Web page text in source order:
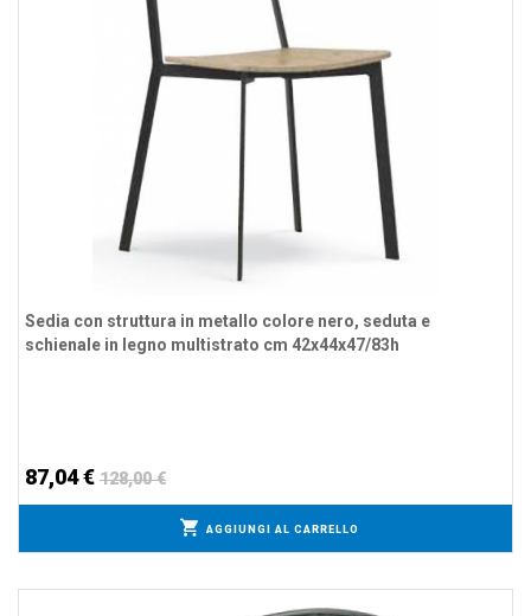
Sedia con struttura in metallo colore nero, seduta e
schienale in legno multistrato cm 42x44x47/83h
87,04 € 128,00 €
AGGIUNGI AL CARRELLO